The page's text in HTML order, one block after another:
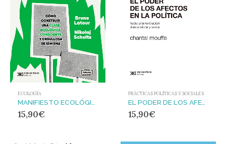
ECOLOGÍA
MANIFIESTO ECOLÓGICO POLÍTICO : SIGLO XXI. AKAL
15,90€
PRÁCTICAS POLÍTICAS Y SOCIALES
EL PODER DE LOS AFECTOS EN POLÍTICA : SIGLO XXI. AKAL
15,90€